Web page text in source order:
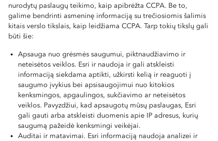
nurodytų paslaugų teikimo, kaip apibrėžta CCPA. Be to,
galime bendrinti asmeninę informaciją su trečiosiomis šalimis
kitais verslo tikslais, kaip leidžiama CCPA. Tarp tokių tikslų gali
būti šie:
Apsauga nuo grėsmės saugumui, piktnaudžiavimo ir
neteisėtos veiklos. Esri ir naudoja ir gali atskleisti
informaciją siekdama aptikti, užkirsti kelią ir reaguoti į
saugumo įvykius bei apsisaugojimui nuo kitokios
kenksmingos, apgaulingos, sukčiavimo ar neteisėtos
veiklos. Pavyzdžiui, kad apsaugotų mūsų paslaugas, Esri
gali gauti arba atskleisti duomenis apie IP adresus, kurių
saugumą pažeidė kenksmingi veikėjai.
Auditai ir matavimai. Esri informaciją naudoja analizei ir